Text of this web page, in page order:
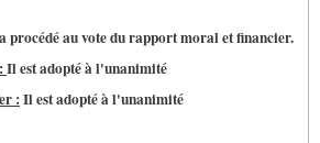
procédé au vote du rapport moral et financier.
Il est adopté à l'unanimité
:Il est adopté à l'unanimité